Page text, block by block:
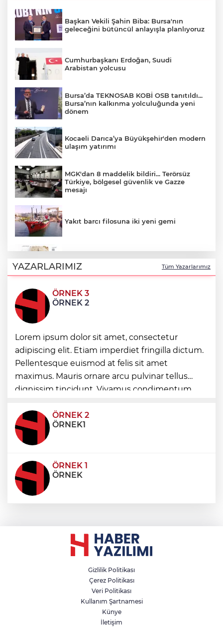
Başkan Vekili Şahin Biba: Bursa'nın
geleceğini bütüncül anlayışla planlıyoruz
Cumhurbaşkanı Erdoğan, Suudi
Arabistan yolcusu
Bursa’da TEKNOSAB KOBİ OSB tanıtıldı...
Bursa’nın kalkınma yolculuğunda yeni
dönem
Kocaeli Darıca’ya Büyükşehir'den modern
ulaşım yatırımı
MGK'dan 8 maddelik bildiri... Terörsüz
Türkiye, bölgesel güvenlik ve Gazze
mesajı
Yakıt barcı filosuna iki yeni gemi
tek platformda
Türkiye ile Vietnam arasında 'hava'da
yeni dönem... Sefer kapasitesi artırıldı
Görevden uzaklaştırılan Utku Caner
Çaykara hakkında tahliye kararı
Fındık alım fiyatları açıklandı... Alımlar 24
Ağustos'ta başlıyor
YAZARLARIMIZ Tüm Yazarlarımız
ÖRNEK 3
ÖRNEK 2
Lorem ipsum dolor sit amet, consectetur
adipiscing elit. Etiam imperdiet fringilla dictum.
Pellentesque euismod at felis sit amet
maximus. Mauris ornare arcu pulvinar tellus
dignissim tincidunt. Vivamus condimentum
condimentum eros et, faucibus sapien. Praese
ÖRNEK 2
ÖRNEK1
ÖRNEK 1
ÖRNEK
Gizlilik Politikası
Çerez Politikası
Veri Politikası
Kullanım Şartnamesi
Künye
İletişim